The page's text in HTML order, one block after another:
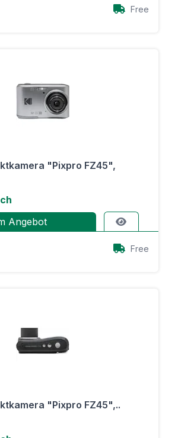
Free
"Pixpro FZ45",
Angebot
Free
"Pixpro FZ45",..